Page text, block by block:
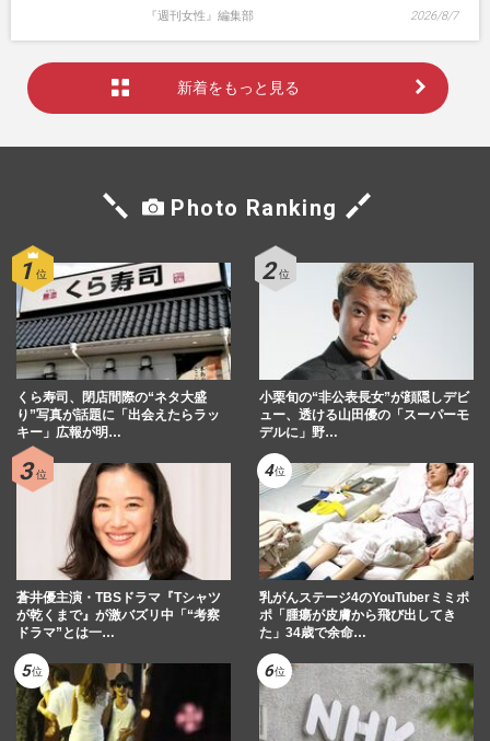
『週刊女性』編集部 2026/8/7
新着をもっと見る
Photo Ranking
くら寿司、閉店間際の“ネタ大盛
り”写真が話題に「出会えたらラッ
キー」広報が明…
小栗旬の“非公表長女”が顔隠しデビ
ュー、透ける山田優の「スーパーモ
デルに」野…
蒼井優主演・TBSドラマ『Tシャツ
が乾くまで』が激バズリ中「“考察
ドラマ”とは一…
乳がんステージ4のYouTuberミミポ
ポ「腫瘍が皮膚から飛び出してき
た」34歳で余命…